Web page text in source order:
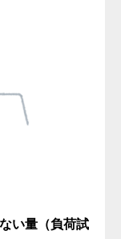
い量（負荷試